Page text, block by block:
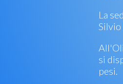
La
Silvio
si
pesi.